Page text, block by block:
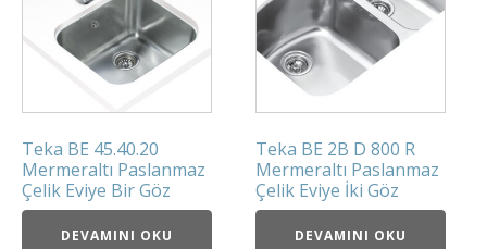
Teka BE 45.40.20
Mermeraltı Paslanmaz
Çelik Eviye Bir Göz
DEVAMINI OKU
Teka BE 2B D 800 R
Mermeraltı Paslanmaz
Çelik Eviye İki Göz
DEVAMINI OKU